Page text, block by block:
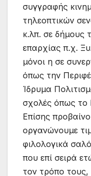
συγγραφής
τηλεοπτικών
κ.λπ. σε δήμους
επαρχίας π.χ.
μόνοι η σε
όπως την
Ίδρυμα
σχολές όπως το
Επίσης
οργανώνουμε
φιλολογικά
που επί σειρά
τον τρόπο τους,